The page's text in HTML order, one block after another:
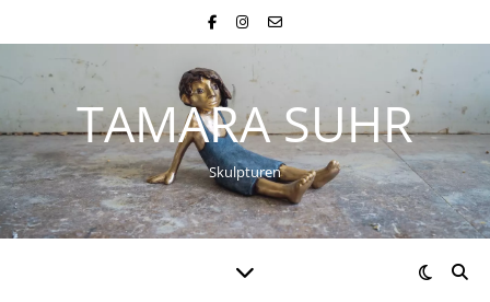
TAMARA SUHR
Skulpturen